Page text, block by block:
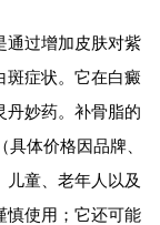
通过增加皮肤对紫
斑症状。它在白癜
丹妙药。补骨脂的
体价格因品牌、
童、老年人以及
慎使用；它还可能